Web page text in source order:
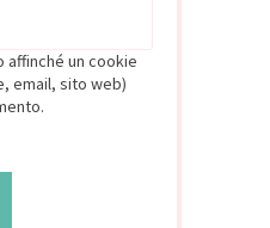
affinché un cookie
email, sito web)